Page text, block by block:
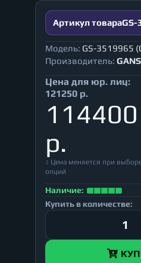
Артикул товараGS-
Модель: GS-3519965
Производитель:
Цена для юр. лиц:
121250 р.
114400
р.
↕ Цена меняется при
опций
Наличие:
Купить в количестве: